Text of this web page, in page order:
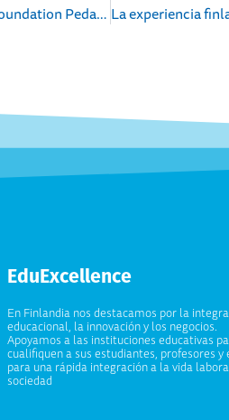
Expert Collaboration in Developing Forge Foundation Pedagogy Model Continues in Latin America
EduExcellence
En Finlandia nos destacamos por la
educacional, la innovación y los negocios.
Apoyamos a las instituciones educativas
cualifiquen a sus estudiantes, profesores y
para una rápida integración a la vida
sociedad